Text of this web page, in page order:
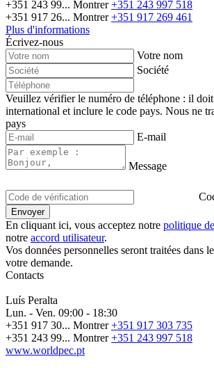
+351 243 99... Montrer+351 243 997 518
+351 917 26... Montrer+351 917 269 461
Plus d'informations
Écrivez-nous
Votre nom
Société
Veuillez vérifier le numéro de téléphone : il
international et inclure le code pays. Nous ne
pays
E-mail
Message
En cliquant ici, vous acceptez notre politique
notre accord utilisateur.
Vos données personnelles seront traitées dans
votre demande.
Contacts
Luís Peralta
Lun. - Ven. 09:00 - 18:30
+351 917 30... Montrer+351 917 303 735
+351 243 99... Montrer+351 243 997 518
www.worldpec.pt